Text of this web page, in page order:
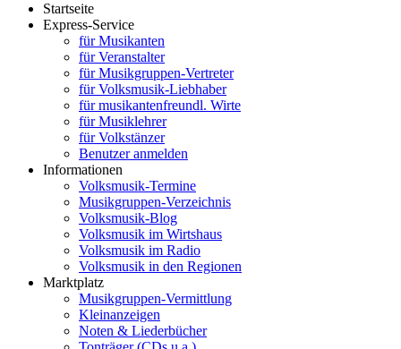
Startseite
Express-Service
für Musikanten
für Veranstalter
für Musikgruppen-Vertreter
für Volksmusik-Liebhaber
für musikantenfreundl. Wirte
für Musiklehrer
für Volkstänzer
Benutzer anmelden
Informationen
Volksmusik-Termine
Musikgruppen-Verzeichnis
Volksmusik-Blog
Volksmusik im Wirtshaus
Volksmusik im Radio
Volksmusik in den Regionen
Marktplatz
Musikgruppen-Vermittlung
Kleinanzeigen
Noten & Liederbücher